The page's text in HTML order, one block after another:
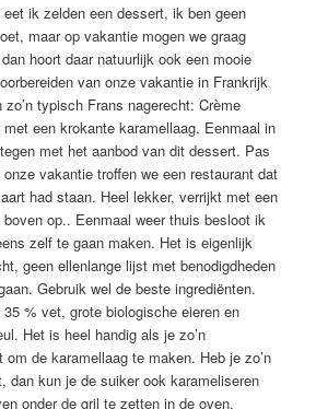
eet ik zelden een dessert, ik ben geen
maar op vakantie mogen we graag
hoort daar natuurlijk ook een mooie
van onze vakantie in Frankrijk
typisch Frans nagerecht: Crème
een krokante karamellaag. Eenmaal in
met het aanbod van dit dessert. Pas
vakantie troffen we een restaurant dat
had staan. Heel lekker, verrijkt met een
op.. Eenmaal weer thuis besloot ik
zelf te gaan maken. Het is eigenlijk
geen ellenlange lijst met benodigdheden
Gebruik wel de beste ingrediënten.
% vet, grote biologische eieren en
Het is heel handig als je zo’n
om de karamellaag te maken. Heb je zo’n
dan kun je de suiker ook karameliseren
onder de gril te zetten in de oven.